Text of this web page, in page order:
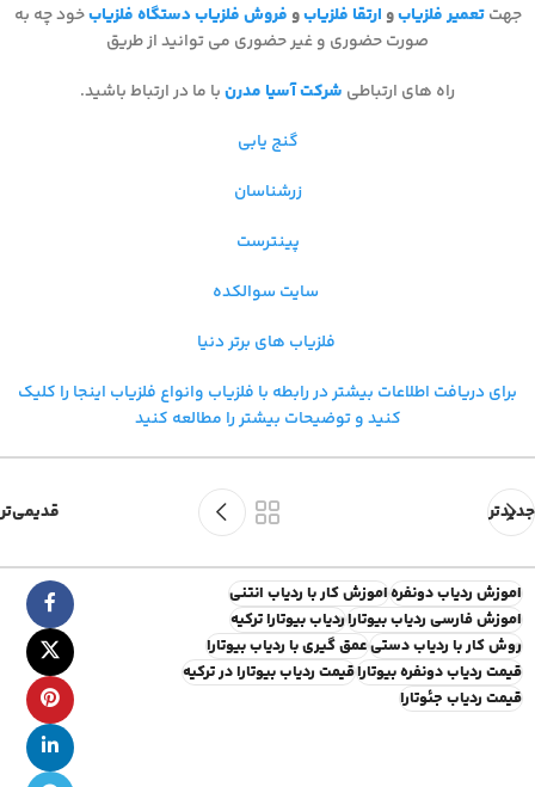
جهتتعمیر فلزیابوارتقا فلزیابوفروش فلزیابدستگاه فلزیابخود چه به
صورت حضوری و غیر حضوری می توانید از طریق
راه های ارتباطی شرکت آسیا مدرنبا ما در ارتباط باشید.
گنج یابی
زرشناسان
پینترست
سایت سوالکده
فلزیاب های برتر دنیا
برای دریافت اطلاعات بیشتر در رابطه با فلزیاب وانواع فلزیاب اینجا را کلیک
کنید و توضیحات بیشتر را مطالعه کنید
جدیدتر قدیمی‌تر
اموزش ردیاب دونفرهاموزش کار با ردیاب انتنی
اموزش فارسی ردیاب بیوتاراردیاب بیوتارا ترکیه
روش کار با ردیاب دستیعمق گیری با ردیاب بیوتارا
قیمت ردیاب دونفره بیوتاراقیمت ردیاب بیوتارا در ترکیه
قیمت ردیاب جئوتارا